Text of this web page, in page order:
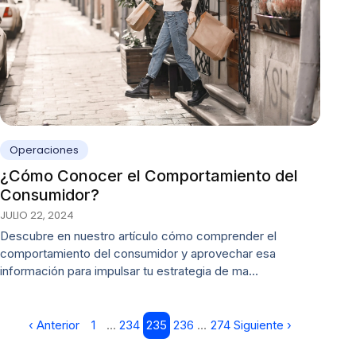
Operaciones
¿Cómo Conocer el Comportamiento del
Consumidor?
JULIO 22, 2024
Descubre en nuestro artículo cómo comprender el
comportamiento del consumidor y aprovechar esa
información para impulsar tu estrategia de ma…
‹ Anterior 1 … 234 235 236 … 274 Siguiente ›